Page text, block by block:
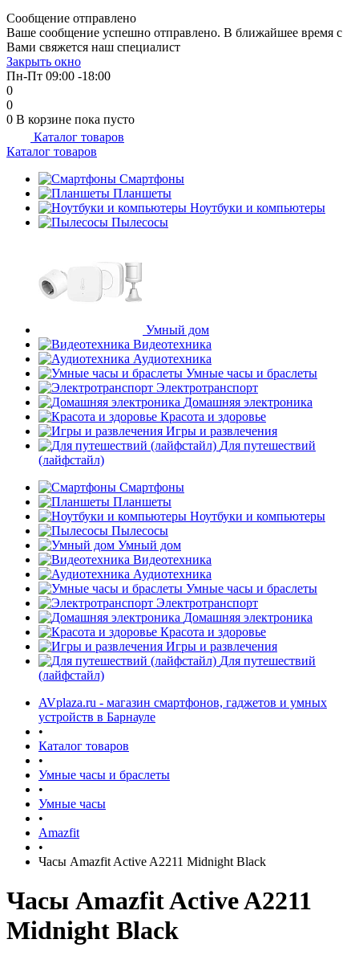
Сообщение отправлено
Ваше сообщение успешно отправлено. В ближайшее время с
Вами свяжется наш специалист
Закрыть окно
Пн-Пт 09:00 -18:00
0
0
0 В корзине пока пусто
Каталог товаров
Каталог товаров
Смартфоны
Планшеты
Ноутбуки и компьютеры
Пылесосы
Умный дом
Видеотехника
Аудиотехника
Умные часы и браслеты
Электротранспорт
Домашняя электроника
Красота и здоровье
Игры и развлечения
Для путешествий
(лайфстайл)
Смартфоны
Планшеты
Ноутбуки и компьютеры
Пылесосы
Умный дом
Видеотехника
Аудиотехника
Умные часы и браслеты
Электротранспорт
Домашняя электроника
Красота и здоровье
Игры и развлечения
Для путешествий
(лайфстайл)
AVplaza.ru - магазин смартфонов, гаджетов и умных
устройств в Барнауле
•
Каталог товаров
•
Умные часы и браслеты
•
Умные часы
•
Amazfit
•
Часы Amazfit Active A2211 Midnight Black
Часы Amazfit Active A2211
Midnight Black
Подробнее
об оплате Плайтом
недели
раз в 2 недели
plait.ru